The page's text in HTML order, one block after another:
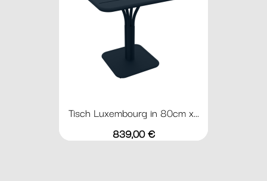
Tisch Luxembourg in 80cm x...
Preis
839,00 €